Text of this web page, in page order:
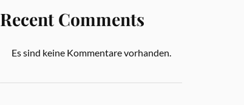
Recent Comments
Es sind keine Kommentare vorhanden.